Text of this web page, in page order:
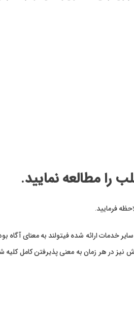
را مطالعه نمایید.
فرمایید.
خدمات ارائه شده فیتولند به معنای آگاه
در هر زمان به معنی پذیرفتن کامل کلیه